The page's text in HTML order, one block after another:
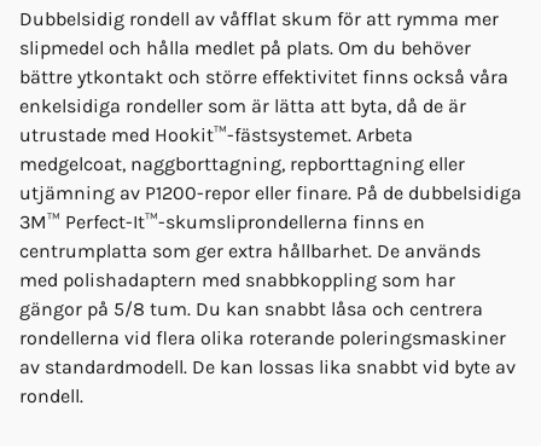
Dubbelsidig rondell av våfflat skum för att rymma mer
slipmedel och hålla medlet på plats. Om du behöver
bättre ytkontakt och större effektivitet finns också våra
enkelsidiga rondeller som är lätta att byta, då de är
utrustade med Hookit™-fästsystemet. Arbeta
medgelcoat, naggborttagning, repborttagning eller
utjämning av P1200-repor eller finare. På de dubbelsidiga
3M™ Perfect-It™-skumsliprondellerna finns en
centrumplatta som ger extra hållbarhet. De används
med polishadaptern med snabbkoppling som har
gängor på 5/8 tum. Du kan snabbt låsa och centrera
rondellerna vid flera olika roterande poleringsmaskiner
av standardmodell. De kan lossas lika snabbt vid byte av
rondell.